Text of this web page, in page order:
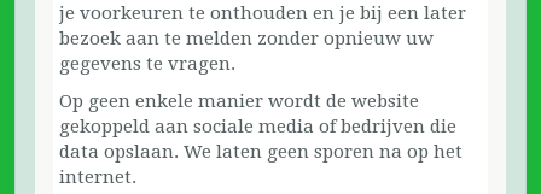
je voorkeuren te onthouden en je bij een later
bezoek aan te melden zonder opnieuw uw
gegevens te vragen.
Op geen enkele manier wordt de website
gekoppeld aan sociale media of bedrijven die
data opslaan. We laten geen sporen na op het
internet.